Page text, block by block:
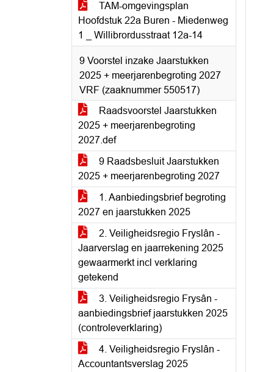
TAM-omgevingsplan
Hoofdstuk 22a Buren - Miedenweg
1 _ Willibrordusstraat 12a-14
9 Voorstel inzake Jaarstukken
2025 + meerjarenbegroting 2027
VRF (zaaknummer 550517)
Raadsvoorstel Jaarstukken
2025 + meerjarenbegroting
2027.def
9 Raadsbesluit Jaarstukken
2025 + meerjarenbegroting 2027
1. Aanbiedingsbrief begroting
2027 en jaarstukken 2025
2. Veiligheidsregio Fryslân -
Jaarverslag en jaarrekening 2025
gewaarmerkt incl verklaring
getekend
3. Veiligheidsregio Frysân -
aanbiedingsbrief jaarstukken 2025
(controleverklaring)
4. Veiligheidsregio Fryslân -
Accountantsverslag 2025